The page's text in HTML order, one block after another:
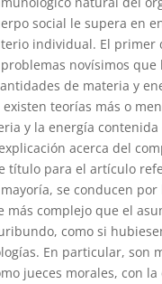
social le supera en
individual. El primer
novísimos
de materia y
teorías más o
y la energía
acerca del
título para el artículo
se conducen
complejo que el
como si
En particular, son
jueces morales, con